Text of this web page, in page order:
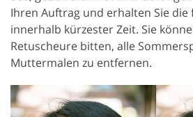
Ihren Auftrag und erhalten Sie
innerhalb kürzester Zeit. Sie
Retuscheure bitten, alle
Muttermalen zu entfernen.